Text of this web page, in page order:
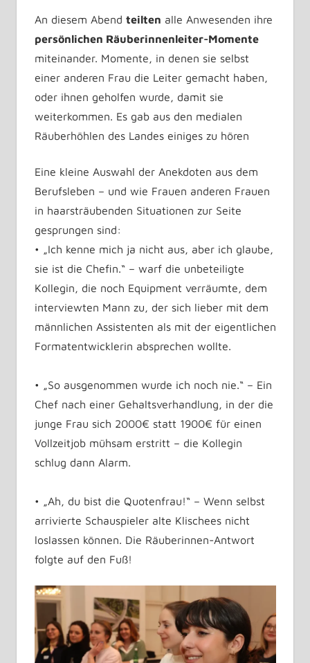
An diesem Abend teilten alle Anwesenden ihre
persönlichen Räuberinnenleiter-Momente
miteinander. Momente, in denen sie selbst
einer anderen Frau die Leiter gemacht haben,
oder ihnen geholfen wurde, damit sie
weiterkommen. Es gab aus den medialen
Räuberhöhlen des Landes einiges zu hören
Eine kleine Auswahl der Anekdoten aus dem
Berufsleben – und wie Frauen anderen Frauen
in haarsträubenden Situationen zur Seite
gesprungen sind:
• „Ich kenne mich ja nicht aus, aber ich glaube,
sie ist die Chefin.“ – warf die unbeteiligte
Kollegin, die noch Equipment verräumte, dem
interviewten Mann zu, der sich lieber mit dem
männlichen Assistenten als mit der eigentlichen
Formatentwicklerin absprechen wollte.
• „So ausgenommen wurde ich noch nie.“ – Ein
Chef nach einer Gehaltsverhandlung, in der die
junge Frau sich 2000€ statt 1900€ für einen
Vollzeitjob mühsam erstritt – die Kollegin
schlug dann Alarm.
• „Ah, du bist die Quotenfrau!“ – Wenn selbst
arrivierte Schauspieler alte Klischees nicht
loslassen können. Die Räuberinnen-Antwort
folgte auf den Fuß!